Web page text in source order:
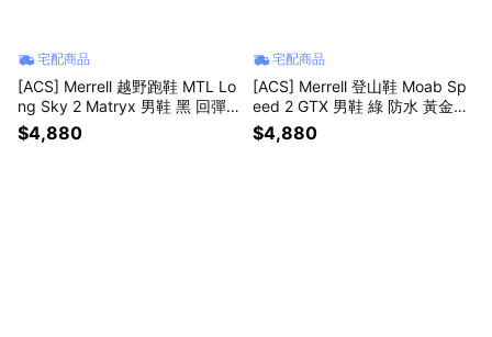
宅配商品
[ACS] Merrell 越野跑鞋 MTL Lo
ng Sky 2 Matryx 男鞋 黑 回彈
戶外 ML00005265
$4,880
宅配商品
[ACS] Merrell 登山鞋 Moab Sp
eed 2 GTX 男鞋 綠 防水 黃金大
底 戶外 ML00005348
$4,880